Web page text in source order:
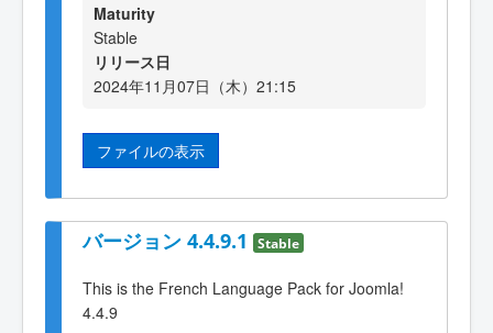
Maturity
Stable
リリース日
2024年11月07日（木）21:15
ファイルの表示
バージョン 4.4.9.1 Stable
This is the French Language Pack for Joomla!
4.4.9